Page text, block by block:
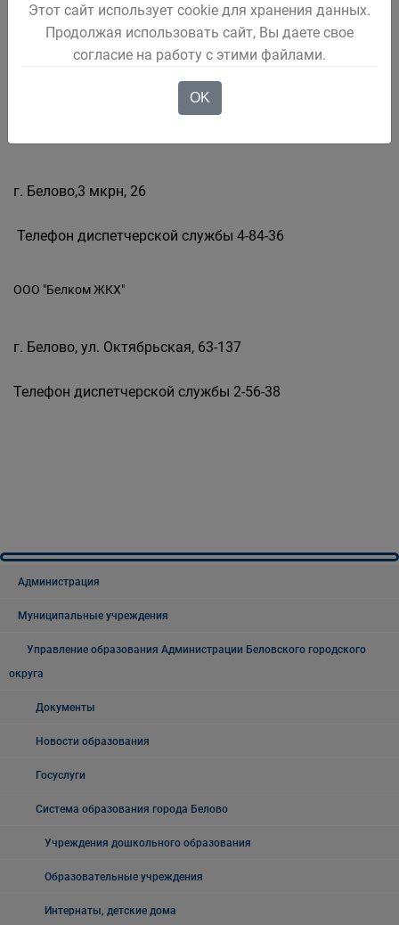
г. Белово, ул. Московская, 4-64
Телефон диспетчерской службы 2-24-97
г. Белово,3 мкрн, 26
Телефон диспетчерской службы 4-84-36
ООО "Белком ЖКХ"
г. Белово, ул. Октябрьская, 63-137
Телефон диспетчерской службы 2-56-38
Администрация
Муниципальные учреждения
Управление образования Администрации Беловского городского
округа
Документы
Новости образования
Госуслуги
Система образования города Белово
Учреждения дошкольного образования
Образовательные учреждения
Интернаты, детские дома
Этот сайт использует cookie для хранения данных.
Продолжая использовать сайт, Вы даете свое
согласие на работу с этими файлами.
OK